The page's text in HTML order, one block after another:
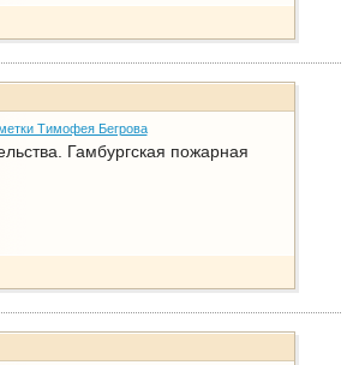
Тимофея Бегрова
Гамбургская пожарная